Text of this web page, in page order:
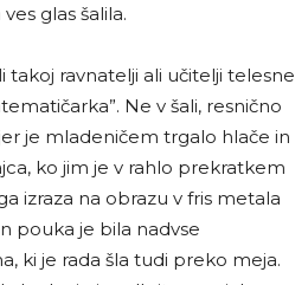
glas šalila.
takoj ravnatelji ali učitelji telesne
Ne v šali, resnično
je mladeničem trgalo hlače in
ko jim je v rahlo prekratkem
izraza na obrazu v fris metala
pouka je bila nadvse
ki je rada šla tudi preko meja.